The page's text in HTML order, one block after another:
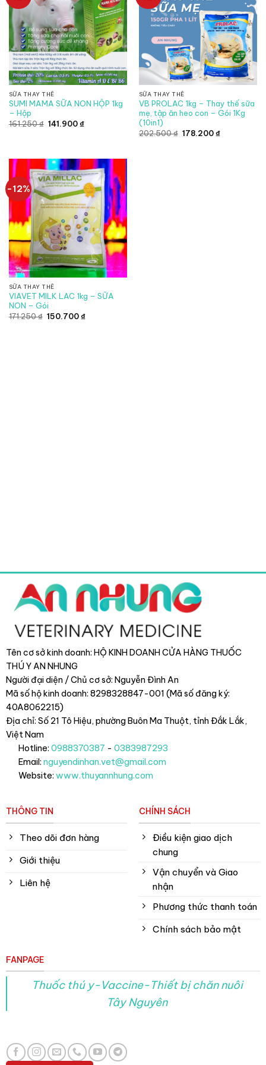
SỮA THAY THẾ
SUMI MAMA SỮA NON HỘP 1kg
– Hộp
161.250₫ Giá
gốc
141.900₫Giá
hiện
SỮA THAY THẾ
VB PROLAC 1kg – Thay thế sữa
mẹ, tập ăn heo con – Gói 1Kg
(10in1)
202.500₫ Giá
gốc
178.200₫Giá
hiện
-12%
SỮA THAY THẾ
VIAVET MILK LAC 1kg – SỮA
NON – Gói
171.250₫ Giá
gốc
150.700₫Giá
hiện
Tên cơ sở kinh doanh: HỘ KINH DOANH CỬA HÀNG THUỐC
THÚ Y AN NHUNG
Người đại diện / Chủ cơ sở: Nguyễn Đình An
Mã số hộ kinh doanh: 8298328847-001 (Mã số đăng ký:
40A8062215)
Địa chỉ: Số 21 Tô Hiệu, phường Buôn Ma Thuột, tỉnh Đắk Lắk,
Việt Nam
Hotline: 0988370387 - 0383987293
Email: nguyendinhan.vet@gmail.com
Website: www.thuyannhung.com
THÔNG TIN
Theo dõi đơn hàng
Giới thiệu
Liên hệ
CHÍNH SÁCH
Điều kiện giao dịch
chung
Vận chuyển và Giao
nhận
Phương thức thanh toán
Chính sách bảo mật
FANPAGE
Thuốc thú y-Vaccine-Thiết bị chăn nuôi
Tây Nguyên